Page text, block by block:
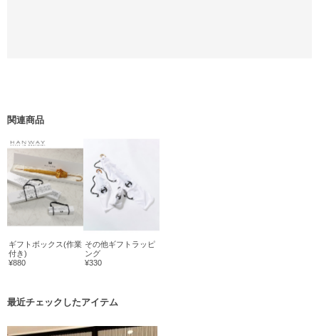
関連商品
ギフトボックス(作業
付き)
¥880
その他ギフトラッピ
ング
¥330
最近チェックしたアイテム